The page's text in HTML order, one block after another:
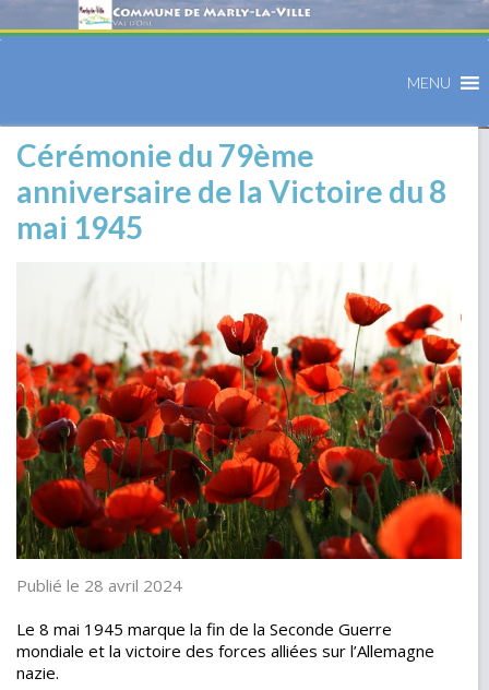
MENU
Cérémonie du 79ème
anniversaire de la Victoire du 8
mai 1945
Publié le 28 avril 2024
Le 8 mai 1945 marque la fin de la Seconde Guerre
mondiale et la victoire des forces alliées sur l’Allemagne
nazie.